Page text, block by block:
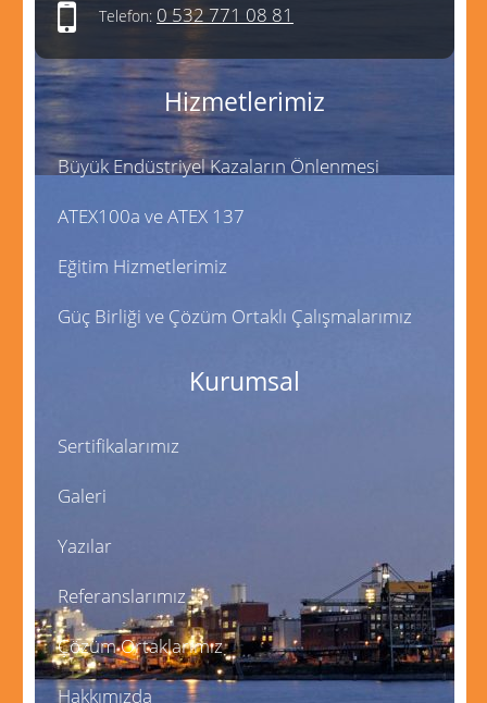
Telefon: 0 532 771 08 81
Hizmetlerimiz
Büyük Endüstriyel Kazaların Önlenmesi
ATEX100a ve ATEX 137
Eğitim Hizmetlerimiz
Güç Birliği ve Çözüm Ortaklı Çalışmalarımız
Kurumsal
Sertifikalarımız
Galeri
Yazılar
Referanslarımız
Çözüm Ortaklarımız
Hakkımızda